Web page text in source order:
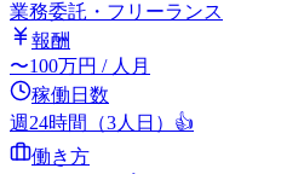
業務委託・フリーランス
報酬
〜100万円 / 人月
稼働日数
週24時間（3人日） 👍
働き方